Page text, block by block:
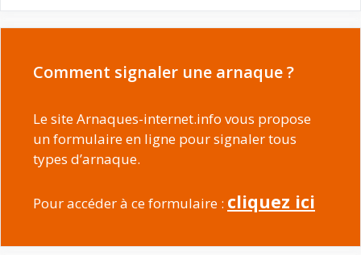
Comment signaler une arnaque ?
Le site Arnaques-internet.info vous propose
un formulaire en ligne pour signaler tous
types d’arnaque.
Pour accéder à ce formulaire : cliquez ici